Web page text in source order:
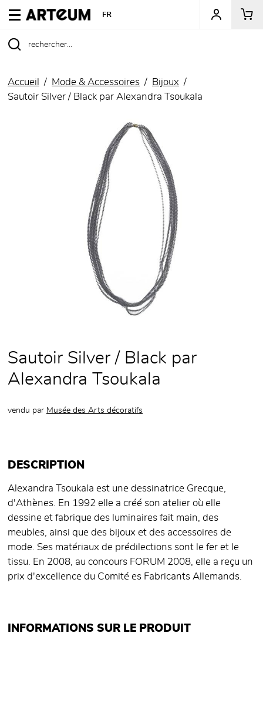
ARTEUM, la référence des boutiques de musées
FR
Accueil Mode & Accessoires
Bijoux
Sautoir Silver / Black par Alexandra Tsoukala
Sautoir Silver / Black par
Alexandra Tsoukala
vendu par Musée des Arts décoratifs
DESCRIPTION
Alexandra Tsoukala est une dessinatrice Grecque,
d'Athènes. En 1992 elle a créé son atelier où elle
dessine et fabrique des luminaires fait main, des
meubles, ainsi que des bijoux et des accessoires de
mode. Ses matériaux de prédilections sont le fer et le
tissu. En 2008, au concours FORUM 2008, elle a reçu un
prix d'excellence du Comité es Fabricants Allemands.
INFORMATIONS SUR LE PRODUIT